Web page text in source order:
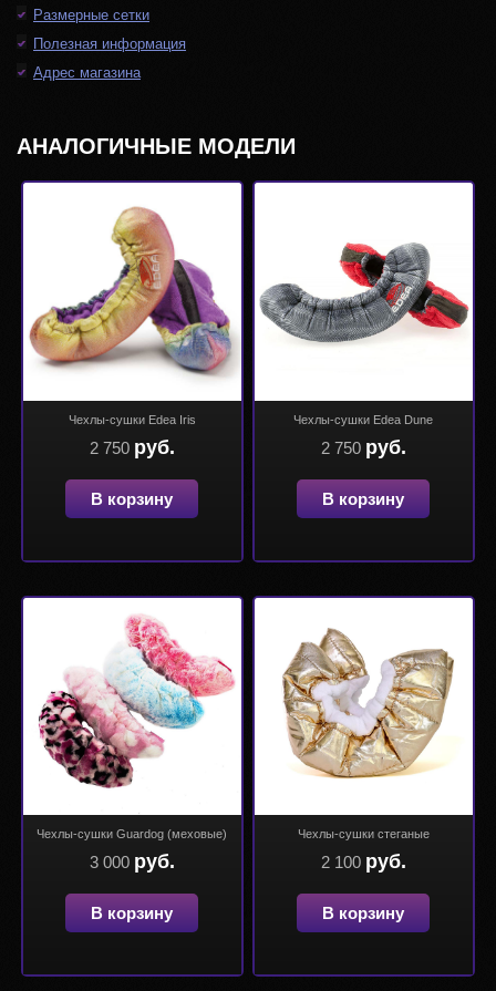
Размерные сетки
Полезная информация
Адрес магазина
АНАЛОГИЧНЫЕ МОДЕЛИ
Чехлы-сушки Edea Iris
2 750 руб.
В корзину
Чехлы-сушки Edea Dune
2 750 руб.
В корзину
Чехлы-сушки Guardog (меховые)
3 000 руб.
В корзину
Чехлы-сушки стеганые
2 100 руб.
В корзину